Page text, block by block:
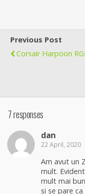
Previous Post
Corsair Harpoon
7 responses
dan
22 April, 2020
Am avut un
mult.
mult mai
si se pare